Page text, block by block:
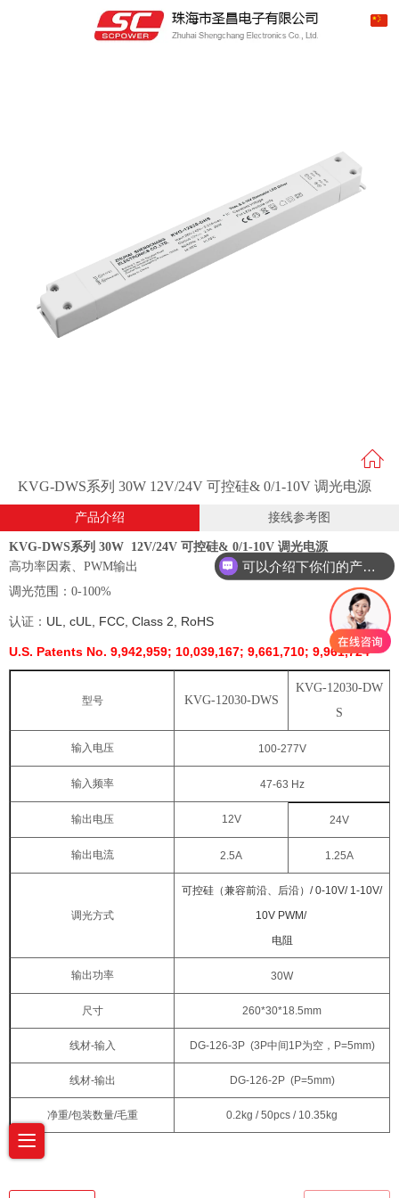
KVG-DWS系列 30W 12V/24V 可控硅& 0/1-10V 调光电源
产品介绍 接线参考图
KVG-DWS系列 30W 12V/24V 可控硅& 0/1-10V 调光电源
高功率因素、 PWM输出
调光范围： 0-100%
认证： UL , cUL, FCC, Class 2, RoHS
U.S. Patents No. 9,942,959; 10,039,167; 9,661,710; 9,961,724
型号 KVG-12030-DWS
KVG-12030-DW
S
输入电压 100-277V
输入频率 47-63 Hz
输出电压 12V 24V
输出电流 2.5A 1.25A
调光方式
可控硅（兼容前沿、后沿）/ 0-10V/ 1-10V/
10V PWM/
电阻
输出功率 30W
尺寸 260*30*18.5mm
线材-输入 DG-126-3P (3P中间 1P为空， P=5mm)
线材-输出 DG-126-2P (P=5mm)
净重/包装数量/毛重 0.2kg / 50pcs / 10.35kg
可以介绍下你们的产品么？